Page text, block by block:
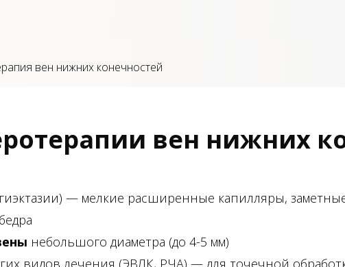
вен нижних конечностей
вен нижних
— мелкие расширенные капилляры,
небольшого диаметра (до 4-5 мм)
видов лечения (ЭВЛК, РЧА) — для точечной